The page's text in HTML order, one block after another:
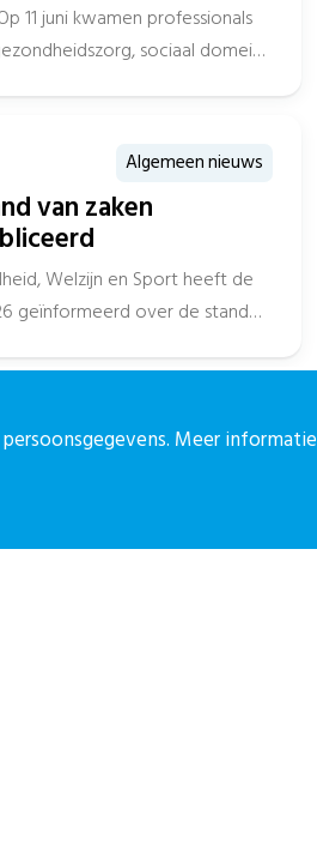
11 juni kwamen professionals
sociaal domein,
Algemeen nieuws
van zaken
Welzijn en Sport heeft de
geïnformeerd over de stand
nieuwsbrief.
Meer informatie